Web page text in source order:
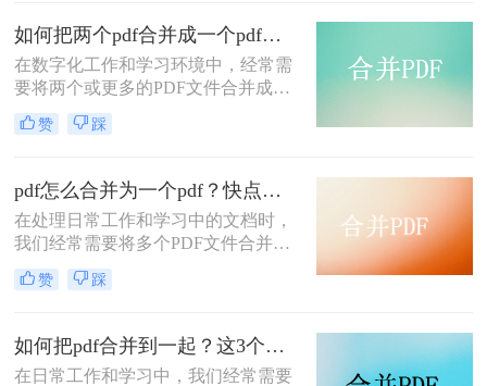
工作效率和便捷性。那么多张pdf怎么
合并一个pdf呢？本文将详细介绍几种
常见的将多张PDF合并成一个PDF的
方法，帮助您轻松完成这一任务。
如何把两个pdf合并成一个pdf文件？分享合并pdf的三个方法！
在数字化工作和学习环境中，经常需
要将两个或更多的PDF文件合并成一
个单一的文件，以方便共享、打印或
者组织资料。不论是学术论文、报告
你的文档管理更加简洁高效。本文将
指导你如何把两个pdf合并成一个pdf
文件，轻松实现PDF文件的合并。
赞 踩
pdf怎么合并为一个pdf？快点过来尝试一下这三个方法吧！
在处理日常工作和学习中的文档时，
我们经常需要将多个PDF文件合并为
一个，以便于管理、分享或打印。那
么pdf怎么合并为一个pdf呢？本文将
松实现PDF文件的合并。
赞 踩
如何把pdf合并到一起？这3个方法帮你解决！
在日常工作和学习中，我们经常需要